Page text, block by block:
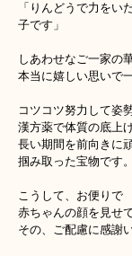
「りんどうで力をい
子です」
しあわせなご一家の
本当に嬉しい思いで
コツコツ努力して姿
漢方薬で体質の底上
長い期間を前向きに
掴み取った宝物です。
こうして、お便りで
赤ちゃんの顔を見せ
その、ご配慮に感謝